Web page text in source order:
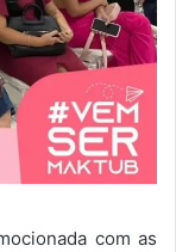
com as